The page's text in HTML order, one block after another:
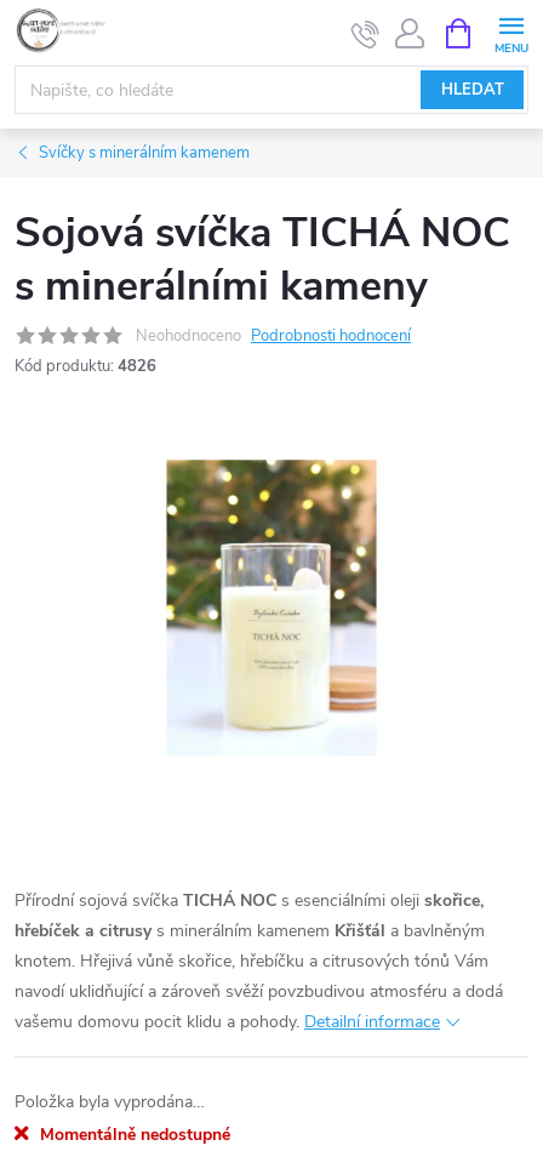
Přejít
obsah
HLEDAT
NÁKUPNÍ
KOŠÍK
Svíčky s minerálním kamenem
Sojová svíčka TICHÁ NOC
s minerálními kameny
Neohodnoceno Podrobnosti hodnocení
Kód produktu: 4826
Přírodní sojová svíčka TICHÁ NOC s esenciálními oleji skořice,
hřebíček a citrusy s minerálním kamenem Křišťál a bavlněným
knotem. Hřejivá vůně skořice, hřebíčku a citrusových tónů Vám
navodí uklidňující a zároveň svěží povzbudivou atmosféru a dodá
vašemu domovu pocit klidu a pohody. Detailní informace
Položka byla vyprodána…
Momentálně nedostupné